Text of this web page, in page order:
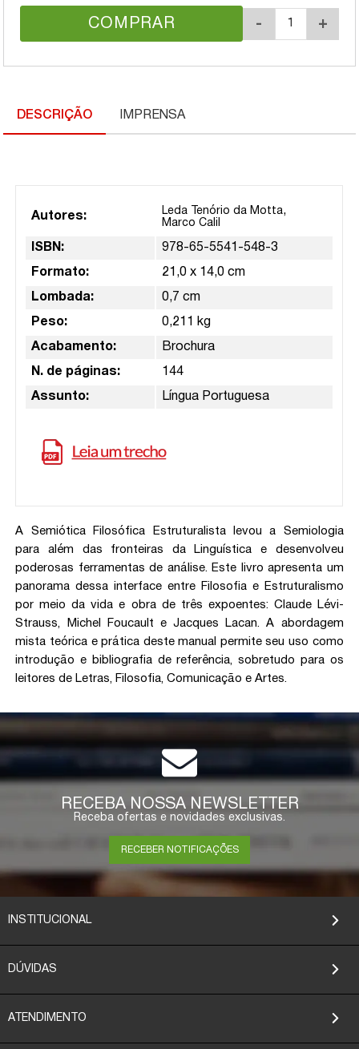
COMPRAR - +
DESCRIÇÃO IMPRENSA
Autores: Leda Tenório da Motta,
Marco Calil
ISBN: 978-65-5541-548-3
Formato: 21,0 x 14,0 cm
Lombada: 0,7 cm
Peso: 0,211 kg
Acabamento: Brochura
N. de páginas: 144
Assunto: Língua Portuguesa
A Semiótica Filosófica Estruturalista levou a Semiologia
para além das fronteiras da Linguística e desenvolveu
poderosas ferramentas de análise. Este livro apresenta um
panorama dessa interface entre Filosofia e Estruturalismo
por meio da vida e obra de três expoentes: Claude Lévi-
Strauss, Michel Foucault e Jacques Lacan. A abordagem
mista teórica e prática deste manual permite seu uso como
introdução e bibliografia de referência, sobretudo para os
leitores de Letras, Filosofia, Comunicação e Artes.
RECEBA NOSSA NEWSLETTER
Receba ofertas e novidades exclusivas.
RECEBER NOTIFICAÇÕES
INSTITUCIONAL
DÚVIDAS
ATENDIMENTO